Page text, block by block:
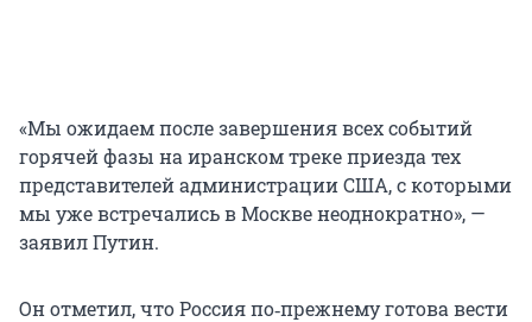
«Мы ожидаем после завершения всех событий
горячей фазы на иранском треке приезда тех
представителей администрации США, с которыми
мы уже встречались в Москве неоднократно», —
заявил Путин.
Он отметил, что Россия по‑прежнему готова вести